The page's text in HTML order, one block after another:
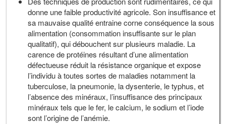
donne une faible productivité agricole. Son insuffisance et
sa mauvaise qualité entraine corne conséquence la sous
alimentation (consommation insuffisante sur le plan
qualitatif), qui débouchent sur plusieurs maladie. La
carence de protéines résultant d’une alimentation
défectueuse réduit la résistance organique et expose
l’individu à toutes sortes de maladies notamment la
tuberculose, la pneumonie, la dysenterie, le typhus, et
l’absence des minéraux, l’insuffisance des principaux
minéraux tels que le fer, le calcium, le sodium et l’iode
sont l’origine de l’anémie.